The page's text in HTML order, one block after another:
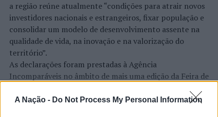
A Nação - Do Not Process My Personal Information
Presença
policial
notada
no
(Foto:
PSP)
a região reúne atualmente “condições para atrair novos
investidores nacionais e estrangeiros, fixar população e
consolidar um modelo de desenvolvimento assente na
qualidade de vida, na inovação e na valorização do
território”.
As declarações foram prestadas à Agência
Incomparáveis no âmbito de mais uma edição da Feira de
na Covilhã, sendo considerada um dos mais antigos